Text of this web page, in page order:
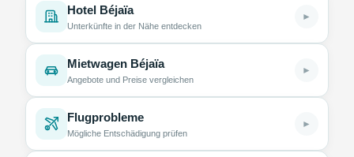
Hotel Béjaïa
Unterkünfte in der Nähe entdecken
►
Mietwagen Béjaïa
Angebote und Preise vergleichen
►
Flugprobleme
Mögliche Entschädigung prüfen
►